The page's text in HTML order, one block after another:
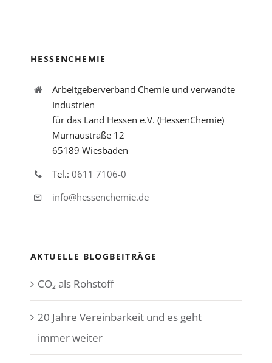
HESSENCHEMIE
Arbeitgeberverband Chemie und verwandte
Industrien
für das Land Hessen e.V. (HessenChemie)
Murnaustraße 12
65189 Wiesbaden
Tel.: 0611 7106-0
info@hessenchemie.de
AKTUELLE BLOGBEITRÄGE
CO₂ als Rohstoff
20 Jahre Vereinbarkeit und es geht
immer weiter